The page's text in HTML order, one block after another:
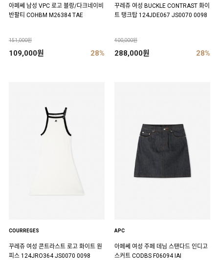
아페쎄 남성 VPC 로고 블랑/다크네이비
반팔티 COHBM M26384 TAE
151,000원
109,000원 28%
꾸레쥬 여성 BUCKLE CONTRAST 화이
트 탱크탑 124JDE067 JS0070 0098
400,000원
288,000원 28%
COURREGES
꾸레쥬 여성 콘트라스트 로고 화이트 원
피스 124JRO364 JS0070 0098
APC
아페쎄 여성 주페 데님 스탠다드 인디고
스커트 CODBS F06094 IAI